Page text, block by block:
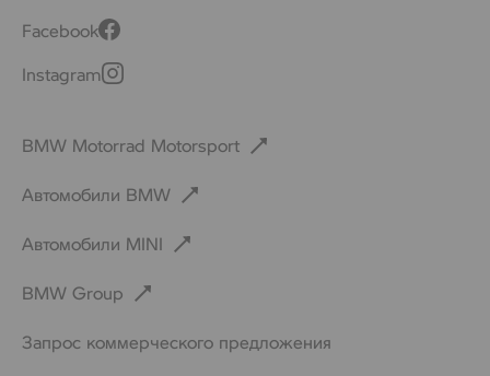
Facebook
Instagram
BMW Motorrad Motorsport
Автомобили BMW
Автомобили MINI
BMW Group
Запрос коммерческого предложения